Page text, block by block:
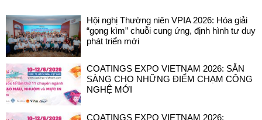
Hội nghị Thường niên VPIA 2026: Hóa giải
“gọng kìm” chuỗi cung ứng, định hình tư duy
phát triển mới
COATINGS EXPO VIETNAM 2026: SẴN
SÀNG CHO NHỮNG ĐIỂM CHẠM CÔNG
NGHỆ MỚI
COATINGS EXPO VIETNAM 2026: